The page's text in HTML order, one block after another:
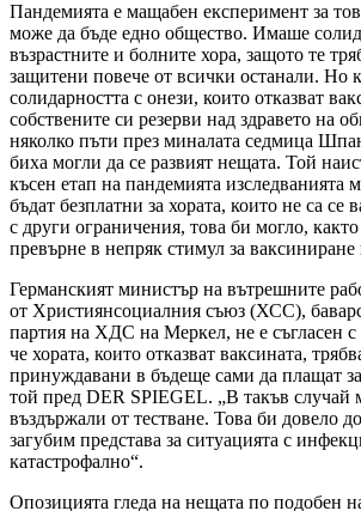
Пандемията е мащабен експеримент за
може да бъде едно общество. Имаше
възрастните и болните хора, защото те
защитени повече от всички останали. Но
солидарността с онези, които отказват
собствените си резерви над здравето на
няколко пъти през миналата седмица
биха могли да се развият нещата. Той
късен етап на пандемията изследванията
бъдат безплатни за хората, които не са се
с други ограничения, това би могло,
превърне в непряк стимул за ваксиниране
Германският министър на вътрешните
от Християнсоциалния съюз (ХСС),
партия на ХДС на Меркел, не е съгласен с
че хората, които отказват ваксината,
принуждавани в бъдеще сами да плащат за
той пред DER SPIEGEL. „В такъв случай
въздържали от тестване. Това би довело
загубим представа за ситуацията с
катастрофално“.
Опозицията гледа на нещата по подобен